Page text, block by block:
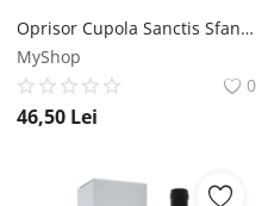
Oprisor Cupola Sanctis Sfantul Dumitru - Vin Rosu Sec - Romania - 0.75L Crama Oprisor
MyShop
0
46,50 Lei